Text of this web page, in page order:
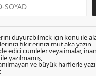
duyurabilmek için konu ile
fikirlerinizi mutlaka yazın.
edici cümleler veya imalar,
yazılmamış,
ve büyük harflerle